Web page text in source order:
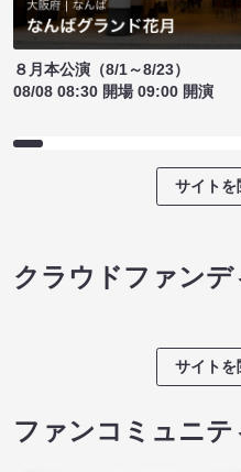
８月本公演（8/1～8/23）
08/08 08:30 開場 09:00 開演
サイトを
クラウドファンデ
サイトを
ファンコミュニテ